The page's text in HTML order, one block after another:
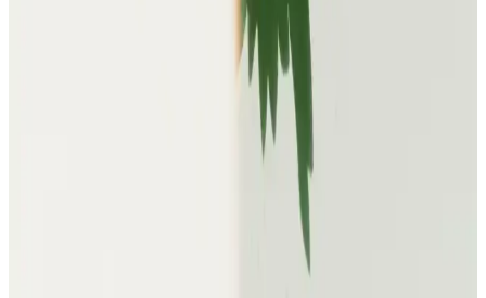
Pembe kadın montlar, çeşitli modeller ve fiyat seçenekleriyle stil ve
fonksiyonelliği bir arada sunar. Günlük ve özel kombinler için ideal
Kadın Kırmızı Mont Modelleri ve Stiliniz İçin Şık
Kış sezonunun vazgeçilmezi kırmızı montlar, farklı modelleri ve
kombin önerileriyle stilinizi tamamlar. Trendleri ve dikkat edilmesi
Adidas Kadın Mont Koleksiyonu: Şıklık ve
Fonksiyonellik Bir Arada Günlük ve Spor Kullanım